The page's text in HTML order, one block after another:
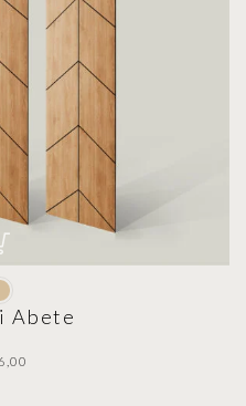
Abete